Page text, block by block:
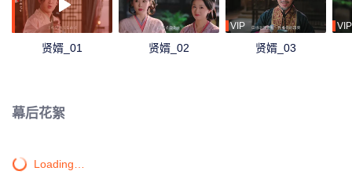
贤婿_01 贤婿_02
VIP
贤婿_03
VIP
幕后花絮
Loading…